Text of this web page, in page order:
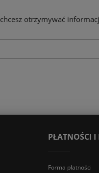
otrzymywać
PŁATNOŚCI I
Forma płatności